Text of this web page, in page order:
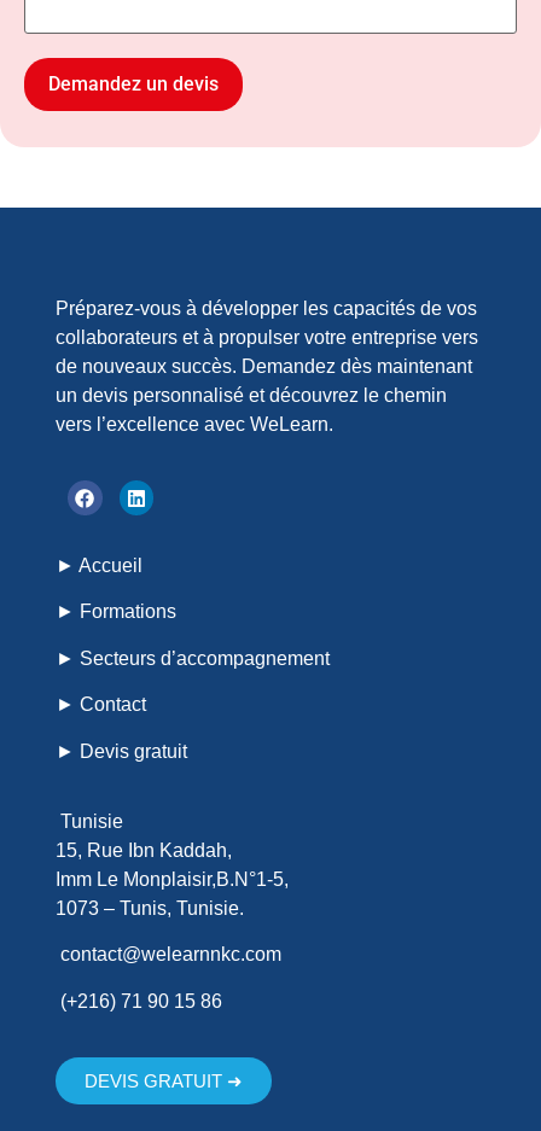
Préparez-vous à développer les capacités de vos
collaborateurs et à propulser votre entreprise vers
de nouveaux succès. Demandez dès maintenant
un devis personnalisé et découvrez le chemin
vers l’excellence avec WeLearn.
► Accueil
► Formations
► Secteurs d’accompagnement
► Contact
► Devis gratuit
Tunisie
15, Rue Ibn Kaddah,
Imm Le Monplaisir,B.N°1-5,
1073 – Tunis, Tunisie.
contact@welearnnkc.com
(+216) 71 90 15 86
DEVIS GRATUIT ➜